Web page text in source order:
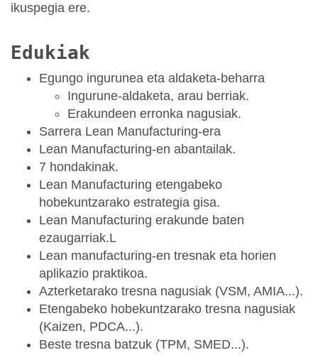
ikuspegia ere.
Edukiak
Egungo ingurunea eta aldaketa-beharra
Ingurune-aldaketa, arau berriak.
Erakundeen erronka nagusiak.
Sarrera Lean Manufacturing-era
Lean Manufacturing-en abantailak.
7 hondakinak.
Lean Manufacturing etengabeko
hobekuntzarako estrategia gisa.
Lean Manufacturing erakunde baten
ezaugarriak.L
Lean manufacturing-en tresnak eta horien
aplikazio praktikoa.
Azterketarako tresna nagusiak (VSM, AMIA...).
Etengabeko hobekuntzarako tresna nagusiak
(Kaizen, PDCA...).
Beste tresna batzuk (TPM, SMED...).